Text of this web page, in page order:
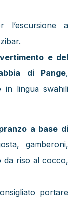
l’escursione a
e del
di Pange,
in lingua swahili
pranzo a base di
gamberoni,
da riso al cocco,
portare